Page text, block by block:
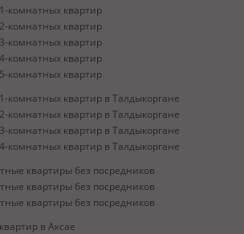
комнатных квартир
комнатных квартир
комнатных квартир
комнатных квартир
комнатных квартир
комнатных квартир в Талдыкоргане
комнатных квартир в Талдыкоргане
комнатных квартир в Талдыкоргане
комнатных квартир в Талдыкоргане
квартиры без посредников
квартиры без посредников
квартиры без посредников
в Аксае